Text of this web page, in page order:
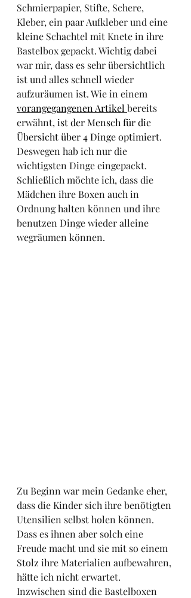
Schmierpapier, Stifte, Schere,
Kleber, ein paar Aufkleber und eine
kleine Schachtel mit Knete in ihre
Bastelbox gepackt. Wichtig dabei
war mir, dass es sehr übersichtlich
ist und alles schnell wieder
aufzuräumen ist. Wie in einem
vorangegangenen Artikel bereits
erwähnt, ist der Mensch für die
Übersicht über 4 Dinge optimiert.
Deswegen hab ich nur die
wichtigsten Dinge eingepackt.
Schließlich möchte ich, dass die
Mädchen ihre Boxen auch in
Ordnung halten können und ihre
benutzen Dinge wieder alleine
wegräumen können.
Zu Beginn war mein Gedanke eher,
dass die Kinder sich ihre benötigten
Utensilien selbst holen können.
Dass es ihnen aber solch eine
Freude macht und sie mit so einem
Stolz ihre Materialien aufbewahren,
hätte ich nicht erwartet.
Inzwischen sind die Bastelboxen